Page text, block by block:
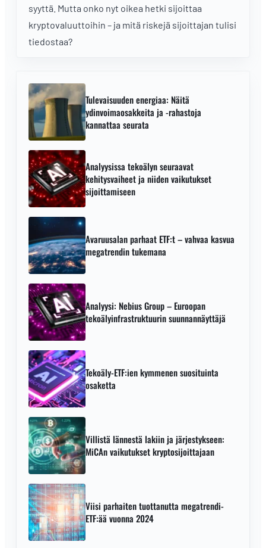
syyttä. Mutta onko nyt oikea hetki sijoittaa
kryptovaluuttoihin – ja mitä riskejä sijoittajan tulisi
tiedostaa?
Tulevaisuuden energiaa: Näitä
ydinvoimaosakkeita ja -rahastoja
kannattaa seurata
Analyysissa tekoälyn seuraavat
kehitysvaiheet ja niiden vaikutukset
sijoittamiseen
Avaruusalan parhaat ETF:t – vahvaa kasvua
megatrendin tukemana
Analyysi: Nebius Group – Euroopan
tekoälyinfrastruktuurin suunnannäyttäjä
Tekoäly-ETF:ien kymmenen suosituinta
osaketta
Villistä lännestä lakiin ja järjestykseen:
MiCAn vaikutukset kryptosijoittajaan
Viisi parhaiten tuottanutta megatrendi-
ETF:ää vuonna 2024